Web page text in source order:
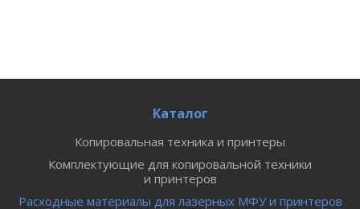
Каталог
Копировальная техника и принтеры
Комплектующие для копировальной техники
и принтеров
Расходные материалы для лазерных МФУ и принтеров